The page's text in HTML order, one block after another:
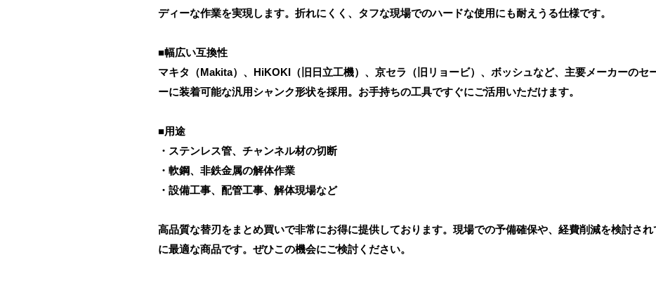
ディーな作業を実現します。折れにくく、タフな現場でのハードな使用にも耐えうる仕様です。
■幅広い互換性
マキタ（Makita）、HiKOKI（旧日立工機）、京セラ（旧リョービ）、ボッシュなど、主要メーカーのセ
ーに装着可能な汎用シャンク形状を採用。お手持ちの工具ですぐにご活用いただけます。
■用途
・ステンレス管、チャンネル材の切断
・軟鋼、非鉄金属の解体作業
・設備工事、配管工事、解体現場など
高品質な替刃をまとめ買いで非常にお得に提供しております。現場での予備確保や、経費削減を検討さ
に最適な商品です。ぜひこの機会にご検討ください。